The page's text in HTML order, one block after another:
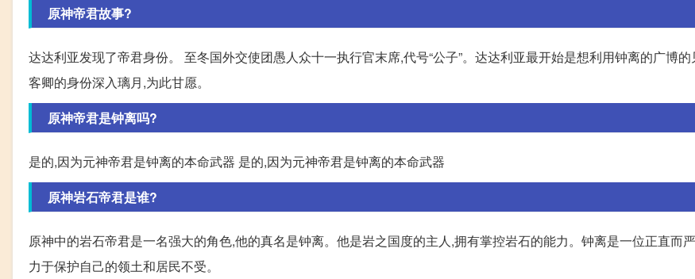
原神帝君故事?
达达利亚发现了帝君身份。 至冬国外交使团愚人众十一执行官末席,代号“公子”。达达利亚最开始是想利用钟离的广博
客卿的身份深入璃月,为此甘愿。
原神帝君是钟离吗?
是的,因为元神帝君是钟离的本命武器 是的,因为元神帝君是钟离的本命武器
原神岩石帝君是谁?
原神中的岩石帝君是一名强大的角色,他的真名是钟离。他是岩之国度的主人,拥有掌控岩石的能力。钟离是一位正直而
力于保护自己的领土和居民不受。